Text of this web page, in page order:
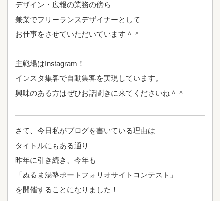
デザイン・広報の業務の傍ら
兼業でフリーランスデザイナーとして
お仕事をさせていただいています＾＾
主戦場はInstagram！
インスタ集客で自動集客を実現しています。
興味のある方はぜひお話聞きに来てくださいね＾＾
さて、今日私がブログを書いている理由は
タイトルにもある通り
昨年に引き続き、今年も
「ぬるま湯塾ポートフォリオサイトコンテスト」
を開催することになりました！